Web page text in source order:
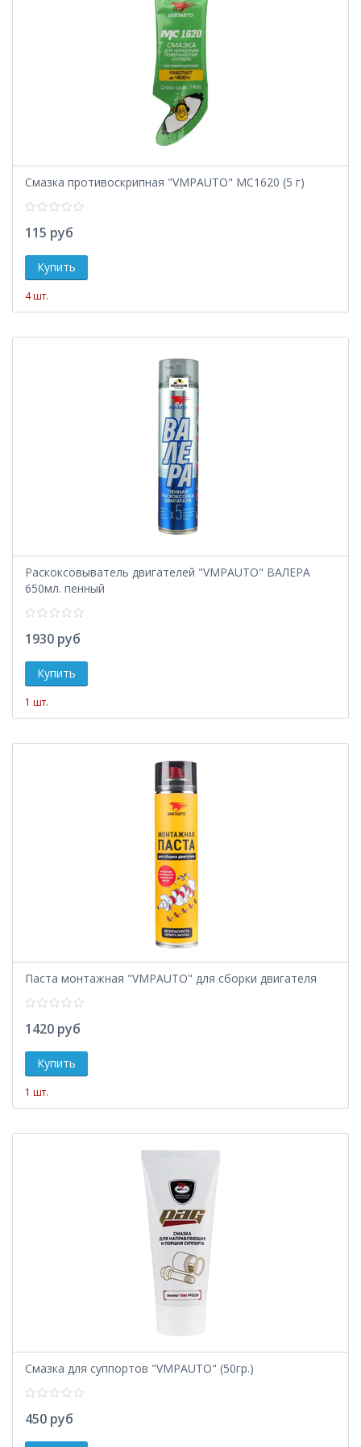
Смазка противоскрипная "VMPAUTO" МС1620 (5 г)
115 руб
4 шт.
Раскоксовыватель двигателей "VMPAUTO" ВАЛЕРА
650мл. пенный
1930 руб
1 шт.
Паста монтажная "VMPAUTO" для сборки двигателя
1420 руб
1 шт.
Смазка для суппортов "VMPAUTO" (50гр.)
450 руб